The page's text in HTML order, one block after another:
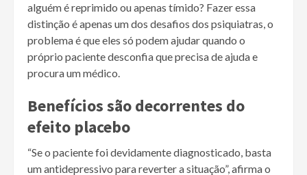
alguém é reprimido ou apenas tímido? Fazer essa
distinção é apenas um dos desafios dos psiquiatras, o
problema é que eles só podem ajudar quando o
próprio paciente desconfia que precisa de ajuda e
procura um médico.
Benefícios são decorrentes do
efeito placebo
“Se o paciente foi devidamente diagnosticado, basta
um antidepressivo para reverter a situação”, afirma o